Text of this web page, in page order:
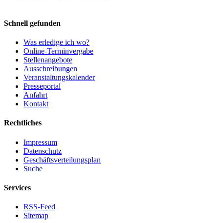
Schnell gefunden
Was erledige ich wo?
Online-Terminvergabe
Stellenangebote
Ausschreibungen
Veranstaltungskalender
Presseportal
Anfahrt
Kontakt
Rechtliches
Impressum
Datenschutz
Geschäftsverteilungsplan
Suche
Services
RSS-Feed
Sitemap